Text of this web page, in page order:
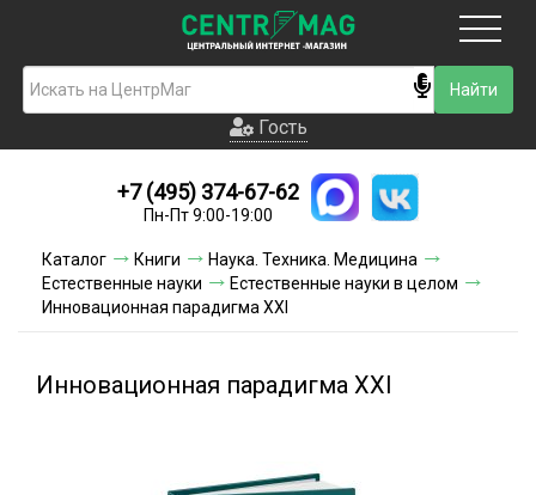
Гость
Новинки
Условия доставки
Условия оплаты
Гость
+7 (495) 374-67-62
Пн-Пт 9:00-19:00
Каталог Книги
Наука. Техника. Медицина
Естественные науки
Естественные науки в целом
Инновационная парадигма XXI
Инновационная парадигма XXI